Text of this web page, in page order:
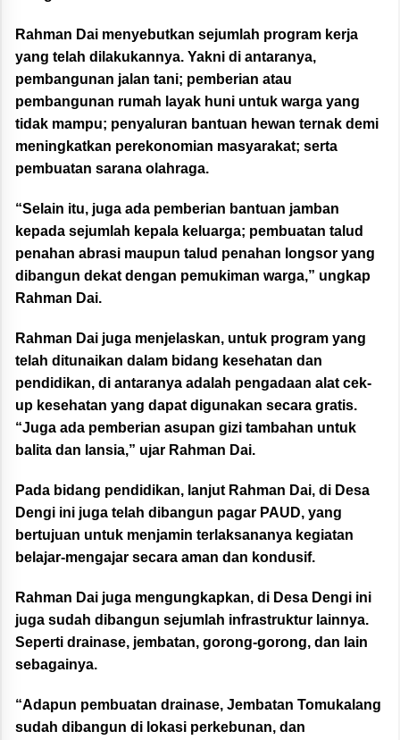
Rahman Dai menyebutkan sejumlah program kerja
yang telah dilakukannya. Yakni di antaranya,
pembangunan jalan tani; pemberian atau
pembangunan rumah layak huni untuk warga yang
tidak mampu; penyaluran bantuan hewan ternak demi
meningkatkan perekonomian masyarakat; serta
pembuatan sarana olahraga.
“Selain itu, juga ada pemberian bantuan jamban
kepada sejumlah kepala keluarga; pembuatan talud
penahan abrasi maupun talud penahan longsor yang
dibangun dekat dengan pemukiman warga,” ungkap
Rahman Dai.
Rahman Dai juga menjelaskan, untuk program yang
telah ditunaikan dalam bidang kesehatan dan
pendidikan, di antaranya adalah pengadaan alat cek-
up kesehatan yang dapat digunakan secara gratis.
“Juga ada pemberian asupan gizi tambahan untuk
balita dan lansia,” ujar Rahman Dai.
Pada bidang pendidikan, lanjut Rahman Dai, di Desa
Dengi ini juga telah dibangun pagar PAUD, yang
bertujuan untuk menjamin terlaksananya kegiatan
belajar-mengajar secara aman dan kondusif.
Rahman Dai juga mengungkapkan, di Desa Dengi ini
juga sudah dibangun sejumlah infrastruktur lainnya.
Seperti drainase, jembatan, gorong-gorong, dan lain
sebagainya.
“Adapun pembuatan drainase, Jembatan Tomukalang
sudah dibangun di lokasi perkebunan, dan